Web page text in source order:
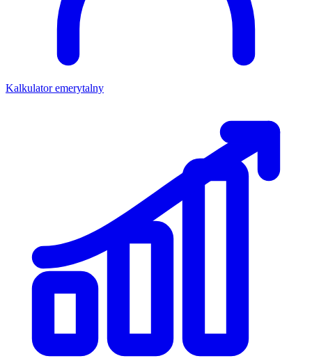
Kalkulator emerytalny